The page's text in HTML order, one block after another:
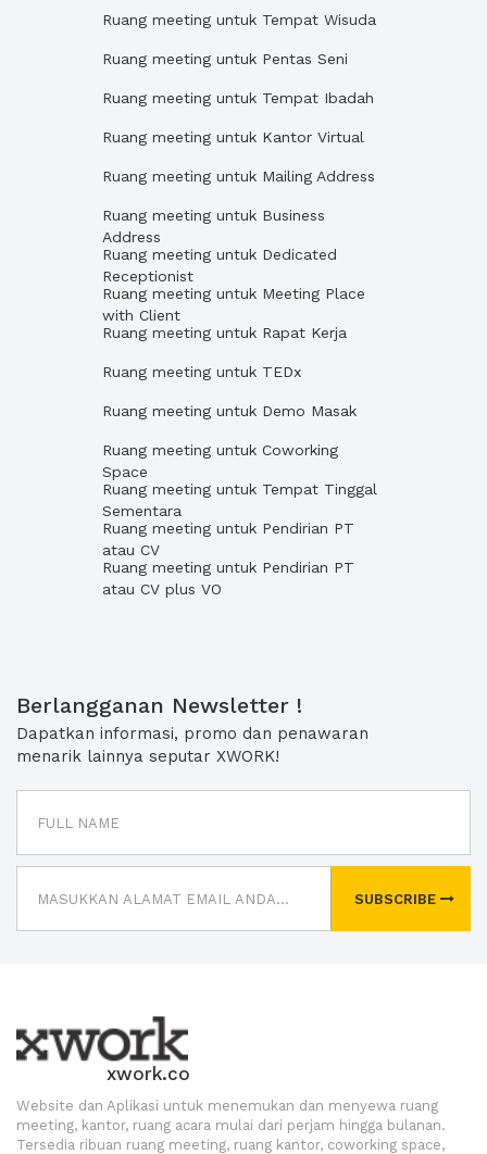
Ruang meeting untuk Tempat Wisuda
Ruang meeting untuk Pentas Seni
Ruang meeting untuk Tempat Ibadah
Ruang meeting untuk Kantor Virtual
Ruang meeting untuk Mailing Address
Ruang meeting untuk Business
Address
Ruang meeting untuk Dedicated
Receptionist
Ruang meeting untuk Meeting Place
with Client
Ruang meeting untuk Rapat Kerja
Ruang meeting untuk TEDx
Ruang meeting untuk Demo Masak
Ruang meeting untuk Coworking
Space
Ruang meeting untuk Tempat Tinggal
Sementara
Ruang meeting untuk Pendirian PT
atau CV
Ruang meeting untuk Pendirian PT
atau CV plus VO
Berlangganan Newsletter !
Dapatkan informasi, promo dan penawaran
menarik lainnya seputar XWORK!
SUBSCRIBE
xwork.co
Website dan Aplikasi untuk menemukan dan menyewa ruang
meeting, kantor, ruang acara mulai dari perjam hingga bulanan.
Tersedia ribuan ruang meeting, ruang kantor, coworking space,